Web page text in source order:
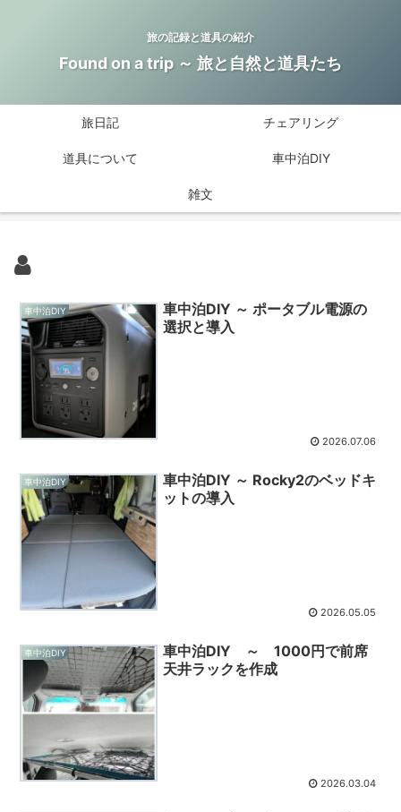
旅の記録と道具の紹介
Found on a trip ～ 旅と自然と道具たち
旅日記 チェアリング
道具について 車中泊DIY
雑文
車中泊DIY
車中泊DIY ～ ポータブル電源の
選択と導入
2026.07.06
車中泊DIY
車中泊DIY ～ Rocky2のベッドキ
ットの導入
2026.05.05
車中泊DIY
車中泊DIY ～ 1000円で前席
天井ラックを作成
2026.03.04